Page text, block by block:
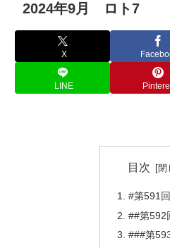
2024年9月 ロト7
X
LINE
目次
#第591回
##第592
###第